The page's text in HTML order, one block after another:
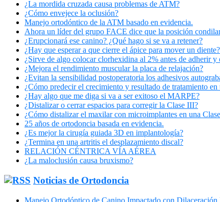
¿La mordida cruzada causa problemas de ATM?
¿Cómo envejece la oclusión?
Manejo ortodóntico de la ATM basado en evidencia.
Ahora un líder del grupo FACE dice que la posición
¿Erupcionará ese canino? ¿Qué hago si se va a retener?
¿Hay que esperar a que cierre el ápice para mover un diente?
¿Sirve de algo colocar clorhexidina al 2% antes de adherir y
¿Mejora el rendimiento muscular la placa de relajación?
¿Evitan la sensibilidad postoperatoria los adhesivos
¿Cómo predecir el crecimiento y resultado de tratamiento
¿Hay algo que me diga si va a ser exitoso el MARPE?
¿Distalizar o cerrar espacios para corregir la Clase III?
¿Cómo distalizar el maxilar con microimplantes en una
25 años de ortodoncia basada en evidencia.
¿Es mejor la cirugía guiada 3D en implantología?
¿Termina en una artritis el desplazamiento discal?
RELACIÓN CÉNTRICA VÍA AÉREA
¿La maloclusión causa bruxismo?
Noticias de Ortodoncia
Manejo Ortodóntico de Canino Impactado con Dilaceración